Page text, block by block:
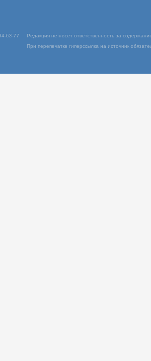
Телефон редакции: (063) 994-63-77
При